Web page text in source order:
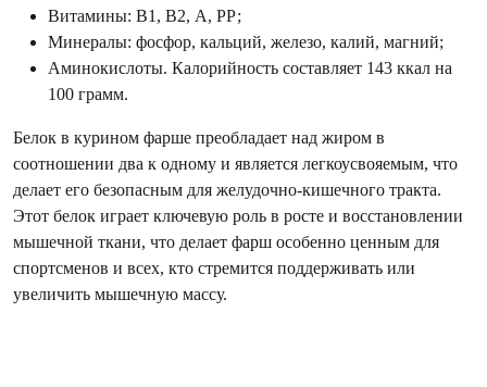
Витамины: В1, В2, А, РР;
Минералы: фосфор, кальций, железо, калий, магний;
Аминокислоты. Калорийность составляет 143 ккал на
100 грамм.
Белок в курином фарше преобладает над жиром в
соотношении два к одному и является легкоусвояемым, что
делает его безопасным для желудочно-кишечного тракта.
Этот белок играет ключевую роль в росте и восстановлении
мышечной ткани, что делает фарш особенно ценным для
спортсменов и всех, кто стремится поддерживать или
увеличить мышечную массу.